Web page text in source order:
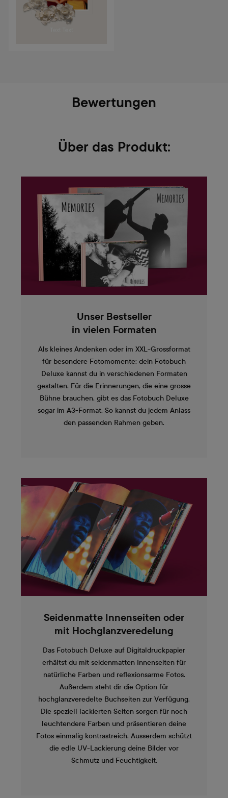
Bewertungen
Über das Produkt:
Unser Bestseller
in vielen Formaten
Als kleines Andenken oder im XXL-Grossformat
für besondere Fotomomente: dein Fotobuch
Deluxe kannst du in verschiedenen Formaten
gestalten. Für die Erinnerungen, die eine grosse
Bühne brauchen, gibt es das Fotobuch Deluxe
sogar im A3-Format. So kannst du jedem Anlass
den passenden Rahmen geben.
Seidenmatte Innenseiten oder
mit Hochglanzveredelung
Das Fotobuch Deluxe auf Digitaldruckpapier
erhältst du mit seidenmatten Innenseiten für
natürliche Farben und reflexionsarme Fotos.
Außerdem steht dir die Option für
hochglanzveredelte Buchseiten zur Verfügung.
Die speziell lackierten Seiten sorgen für noch
leuchtendere Farben und präsentieren deine
Fotos einmalig kontrastreich. Ausserdem schützt
die edle UV-Lackierung deine Bilder vor
Schmutz und Feuchtigkeit.